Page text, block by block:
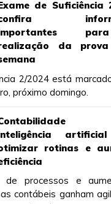
de Suficiência
da
2/2024 está
próximo domingo.
rotinas e
de processos e
contábeis ganham